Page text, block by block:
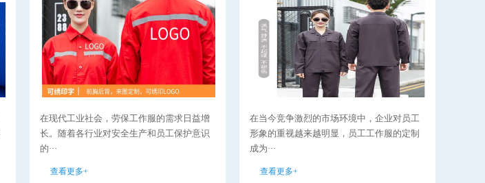
在现代工业社会，劳保工作服的需求日益增
长。随着各行业对安全生产和员工保护意识
的···
查看更多+
在当今竞争激烈的市场环境中，企业对员工
形象的重视越来越明显，员工工作服的定制
成为···
查看更多+